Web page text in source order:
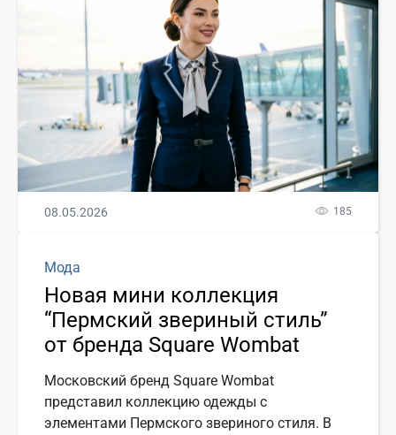
08.05.2026 185
Мода
Новая мини коллекция
“Пермский звериный стиль”
от бренда Square Wombat
Московский бренд Square Wombat
представил коллекцию одежды с
элементами Пермского звериного стиля. В